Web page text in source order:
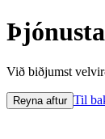
Við biðjumst
Reyna aftur Til